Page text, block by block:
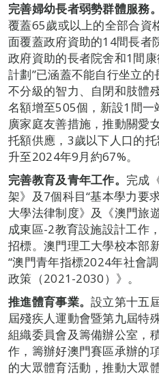
完善婦幼長者弱勢群體服務。
覆蓋65歲或以上的全部合資
面覆蓋政府資助的14間長者
政府資助的長者院舍和1間
計劃”已涵蓋不能自行坐立
不分級的智力、自閉和肢體
名額增至505個，新設1間一
廣家庭友善措施，推動關愛
托額供應，3歲以下人口的
升至2024年9月約67%。
完善教育及青年工作。 完成
架》及7個科目“基本學力要
大學法律制度》及《澳門旅
成東區-2教育設施設計工作
招標。澳門理工大學校本部
“澳門青年指標2024年社會
政策（2021-2030）》。
推進體育事業。設立第十五
屆殘疾人運動會暨第九屆特
組織委員會及籌備辦公室，
作，籌辦好澳門賽區承辦的
的大眾體育活動，推動大眾